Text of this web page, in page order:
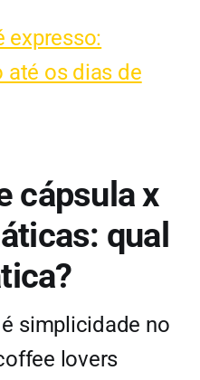
expresso:
até os dias de
cápsula x
qual
simplicidade no
lovers